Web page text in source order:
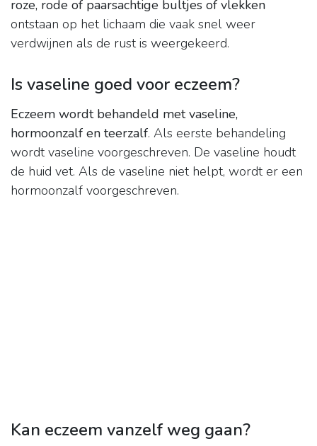
roze, rode of paarsachtige bultjes of vlekken
ontstaan op het lichaam die vaak snel weer
verdwijnen als de rust is weergekeerd.
Is vaseline goed voor eczeem?
Eczeem wordt behandeld met vaseline,
hormoonzalf en teerzalf. Als eerste behandeling
wordt vaseline voorgeschreven. De vaseline houdt
de huid vet. Als de vaseline niet helpt, wordt er een
hormoonzalf voorgeschreven.
Kan eczeem vanzelf weg gaan?